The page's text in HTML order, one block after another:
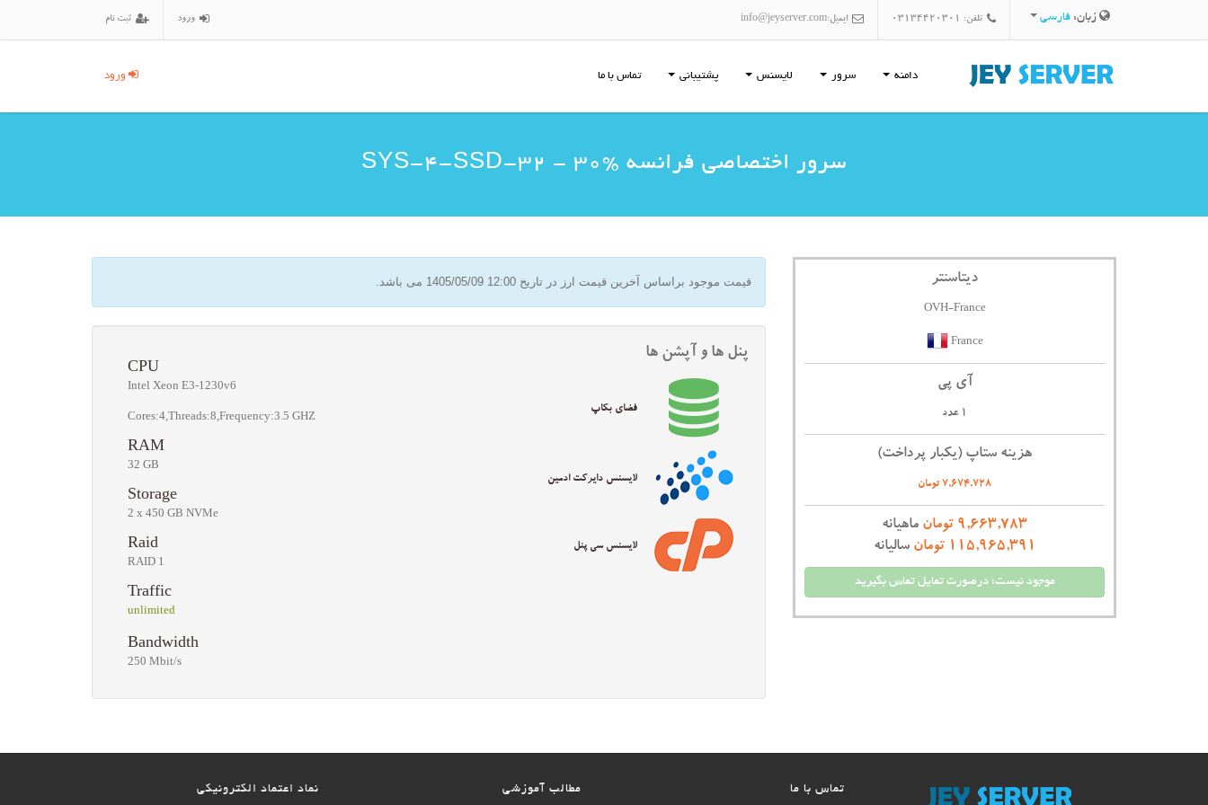
زبان: فارسی تلفن: 03134420301 ایمیل:info@jeyserver.com ورود ثبت نام
دامنه سرور لایسنس پشتیبانی ورود تماس با ما
سرور اختصاصی فرانسه SYS-4-SSD-32 - 30%
قیمت موجود براساس آخرین قیمت ارز در تاریخ 1405/05/09 12:00 می باشد.
CPU
Intel Xeon E3-1230v6
Cores:4,Threads:8,Frequency:3.5 GHZ
RAM
32 GB
Storage
2 x 450 GB NVMe
Raid
RAID 1
Traffic
unlimited
Bandwidth
250 Mbit/s
پنل ها و آپشن ها
فضای بکاپ
لایسنس دایرکت ادمین
لایسنس سی پنل
دیتاسنتر
OVH-France
France
آی پی
1 عدد
هزینه ستاپ (یکبار پرداخت)
7,674,728 تومان
9,663,783 تومان
ماهیانه
115,965,391 تومان
سالیانه
موجود نیست؛ درصورت تمایل تماس بگیرید
تماس با ما مطالب آموزشی نماد اعتماد الکترونیکی